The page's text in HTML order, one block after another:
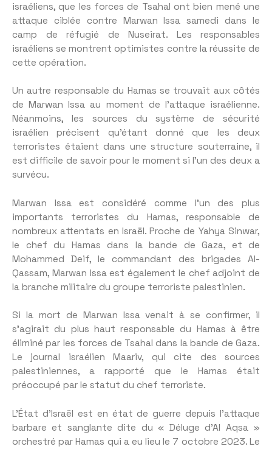
israéliens, que les forces de Tsahal ont bien mené une
attaque ciblée contre Marwan Issa samedi dans le
camp de réfugié de Nuseirat. Les responsables
israéliens se montrent optimistes contre la réussite de
cette opération.
Un autre responsable du Hamas se trouvait aux côtés
de Marwan Issa au moment de l’attaque israélienne.
Néanmoins, les sources du système de sécurité
israélien précisent qu’étant donné que les deux
terroristes étaient dans une structure souterraine, il
est difficile de savoir pour le moment si l’un des deux a
survécu.
Marwan Issa est considéré comme l’un des plus
importants terroristes du Hamas, responsable de
nombreux attentats en Israël. Proche de Yahya Sinwar,
le chef du Hamas dans la bande de Gaza, et de
Mohammed Deif, le commandant des brigades Al-
Qassam, Marwan Issa est également le chef adjoint de
la branche militaire du groupe terroriste palestinien.
Si la mort de Marwan Issa venait à se confirmer, il
s’agirait du plus haut responsable du Hamas à être
éliminé par les forces de Tsahal dans la bande de Gaza.
Le journal israélien Maariv,
qui cite des sources
palestiniennes, a rapporté que le Hamas était
préoccupé par le statut du chef terroriste.
L’État d’Israël est en état de guerre depuis l’attaque
barbare et sanglante dite du « Déluge d’Al Aqsa »
orchestré par Hamas qui a eu lieu le 7 octobre 2023. Le